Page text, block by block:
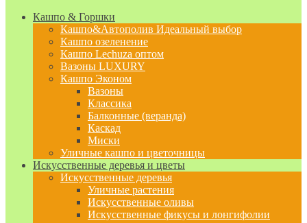
Кашпо & Горшки
Кашпо&Автополив Идеальный выбор
Кашпо озеленение
Кашпо Lechuza оптом
Вазоны LUXURY
Кашпо Эконом
Вазоны
Классика
Балконные (веранда)
Каскад
Миски
Уличные кашпо и цветочницы
Искусственные деревья и цветы
Искусственные деревья
Уличные растения
Искусственные оливы
Искусственные фикусы и лонгифолии